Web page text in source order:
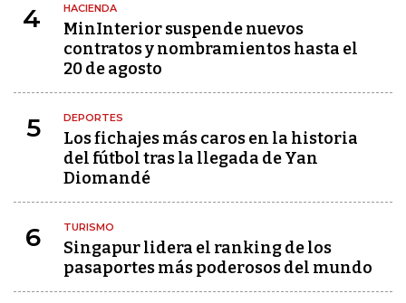
4 HACIENDA
MinInterior suspende nuevos
contratos y nombramientos hasta el
20 de agosto
5 DEPORTES
Los fichajes más caros en la historia
del fútbol tras la llegada de Yan
Diomandé
6 TURISMO
Singapur lidera el ranking de los
pasaportes más poderosos del mundo